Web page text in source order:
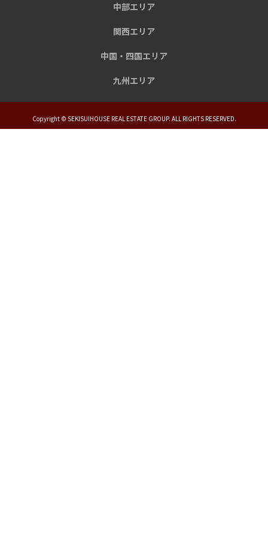
中部エリア
関西エリア
中国・四国エリア
九州エリア
Copyright © SEKISUIHOUSE REAL ESTATE GROUP. ALL RIGHTS RESERVED.